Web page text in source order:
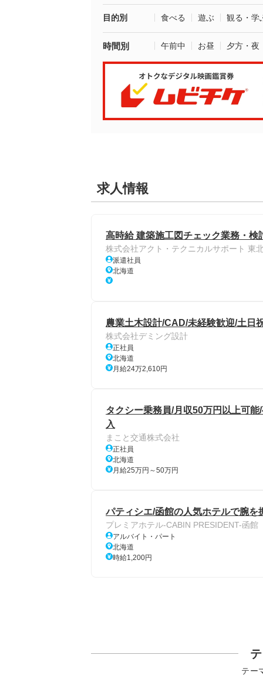
目的別 食べる 遊ぶ 観る・学
時間別 午前中 お昼 夕方・夜
求人情報
高時給 建築施工図チェック業務・
株式会社アクト・テクニカルサポート 東
派遣社員
北海道
農業土木設計/CAD/未経験歓迎/土日
株式会社デミング設計
正社員
北海道
月給24万2,610円
タクシー乗務員/月収50万円以上可
入
まこと交通株式会社
正社員
北海道
月給25万円～50万円
パティシエ/函館の人気ホテルで腕
プレミアホテル-CABIN PRESIDENT-函館
アルバイト・パート
北海道
時給1,200円
テー